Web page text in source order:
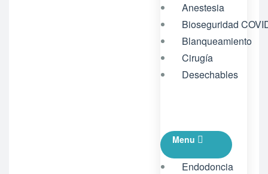
Anestesia
Bioseguridad
Blanqueamiento
Cirugía
Desechables
Menu
Endodoncia